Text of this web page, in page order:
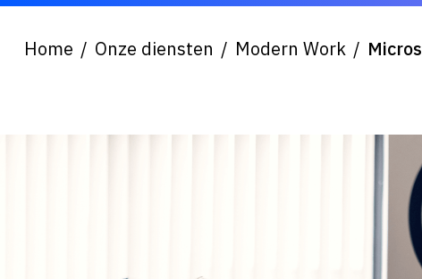
Home Onze diensten Modern Work